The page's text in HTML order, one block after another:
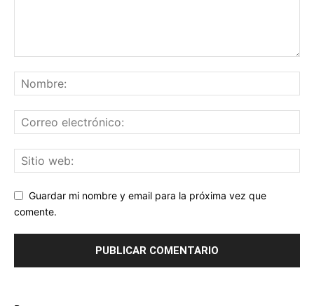
Guardar mi nombre y email para la próxima vez que
comente.